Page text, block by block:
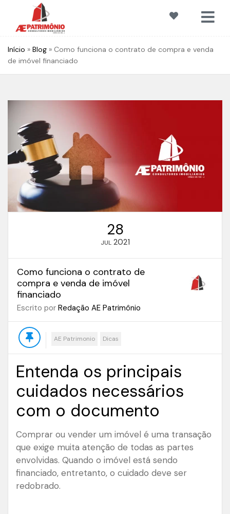
Início » Blog » Como funciona o contrato de compra e venda
de imóvel financiado
28
JUL 2021
Como funciona o contrato de
compra e venda de imóvel
financiado
Escrito por Redação AE Patrimônio
AE Patrimonio Dicas
Entenda os principais
cuidados necessários
com o documento
Comprar ou vender um imóvel é uma transação
que exige muita atenção de todas as partes
envolvidas. Quando o imóvel está sendo
financiado, entretanto, o cuidado deve ser
redobrado.